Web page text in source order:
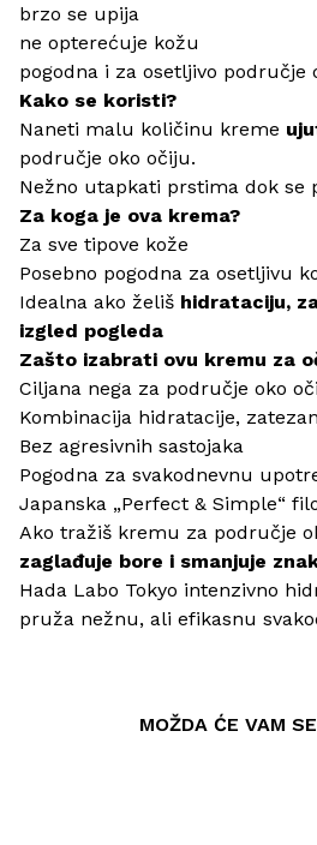
brzo se upija
ne opterećuje kožu
pogodna i za osetljivo područje
Kako se koristi?
Naneti malu količinu kreme
područje oko očiju.
Nežno utapkati prstima dok se
Za koga je ova krema?
Za sve tipove kože
Posebno pogodna za osetljivu
Idealna ako želiš hidrataciju,
izgled pogleda
Zašto izabrati ovu kremu za
Ciljana nega za područje oko
Kombinacija hidratacije,
Bez agresivnih sastojaka
Pogodna za svakodnevnu
Japanska „Perfect & Simple“
Ako tražiš kremu za područje
zaglađuje bore i smanjuje
Hada Labo Tokyo intenzivno
pruža nežnu, ali efikasnu
MOŽDA ĆE VAM